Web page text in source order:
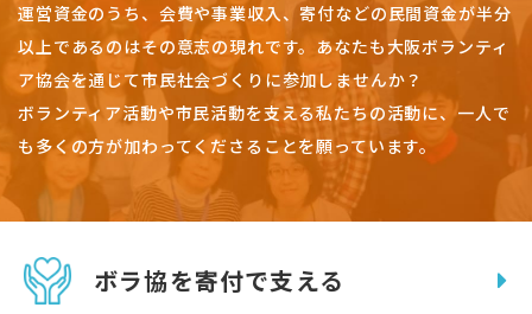
運営資金のうち、会費や事業収入、寄付などの民間資金が半分
以上であるのはその意志の現れです。 あなたも大阪ボランティ
ア協会を通じて市民社会づくりに参加しませんか？
ボランティア活動や市民活動を支える私たちの活動に、一人で
も多くの方が加わってくださることを願っています。
ボラ協を寄付で支える